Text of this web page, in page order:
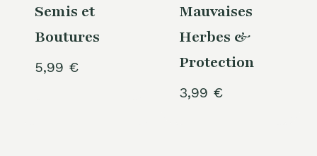
Semis et
Boutures
5,99 €
Mauvaises
Herbes &
Protection
3,99 €